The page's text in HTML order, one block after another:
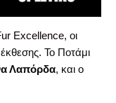
Excellence, οι
Το Ποτάμι
Λαπόρδα, και ο